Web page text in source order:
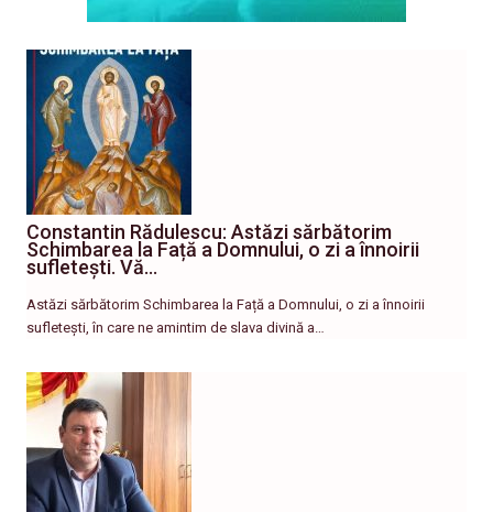
Constantin Rădulescu: Astăzi sărbătorim
Schimbarea la Față a Domnului, o zi a înnoirii
sufletești. Vă…
Astăzi sărbătorim Schimbarea la Față a Domnului, o zi a înnoirii
sufletești, în care ne amintim de slava divină a…